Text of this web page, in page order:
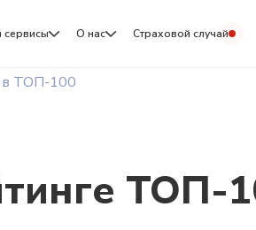
О нас Страховой случай
в ТОП-100
ТОП-